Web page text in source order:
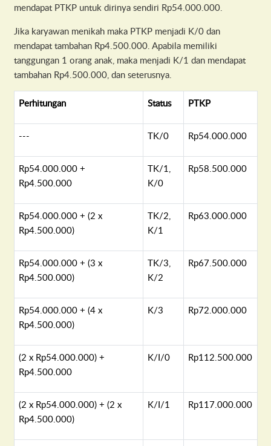
mendapat PTKP untuk dirinya sendiri Rp54.000.000.
Jika karyawan menikah maka PTKP menjadi K/0 dan
mendapat tambahan Rp4.500.000. Apabila memiliki
tanggungan 1 orang anak, maka menjadi K/1 dan mendapat
tambahan Rp4.500.000, dan seterusnya.
Perhitungan Status PTKP
--- TK/0 Rp54.000.000
Rp54.000.000 +
Rp4.500.000
TK/1,
K/0
Rp58.500.000
Rp54.000.000 + (2 x
Rp4.500.000)
TK/2,
K/1
Rp63.000.000
Rp54.000.000 + (3 x
Rp4.500.000)
TK/3,
K/2
Rp67.500.000
Rp54.000.000 + (4 x
Rp4.500.000)
K/3 Rp72.000.000
(2 x Rp54.000.000) +
Rp4.500.000
K/I/0 Rp112.500.000
(2 x Rp54.000.000) + (2 x
Rp4.500.000)
K/I/1 Rp117.000.000